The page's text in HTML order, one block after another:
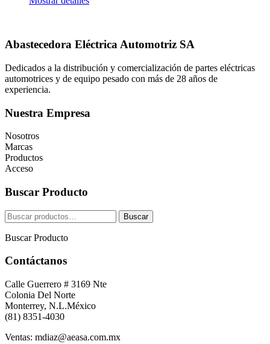
Abastecedora Eléctrica Automotriz SA
Dedicados a la distribución y comercialización de partes eléctricas
automotrices y de equipo pesado con más de 28 años de
experiencia.
Nuestra Empresa
Nosotros
Marcas
Productos
Acceso
Buscar Producto
Buscar
por:
Buscar
Buscar Producto
Contáctanos
Calle Guerrero # 3169 Nte
Colonia Del Norte
Monterrey, N.L.México
(81) 8351-4030
Ventas: mdiaz@aeasa.com.mx